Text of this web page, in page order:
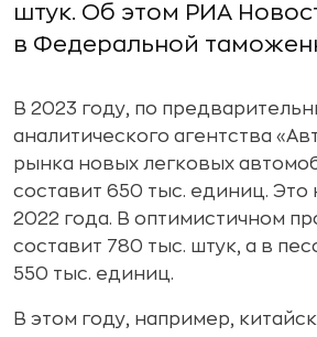
штук. Об этом РИА
в Федеральной
В 2023 году, по
аналитического агентства
рынка новых легковых
составит 650 тыс. единиц. Это
2022 года. В оптимистичном
составит 780 тыс. штук, а в
550 тыс. единиц.
В этом году, например,